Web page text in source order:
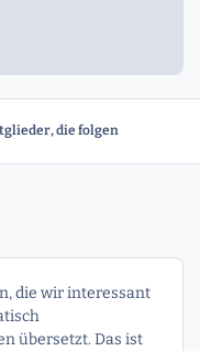
die folgen
die wir interessant
übersetzt. Das ist